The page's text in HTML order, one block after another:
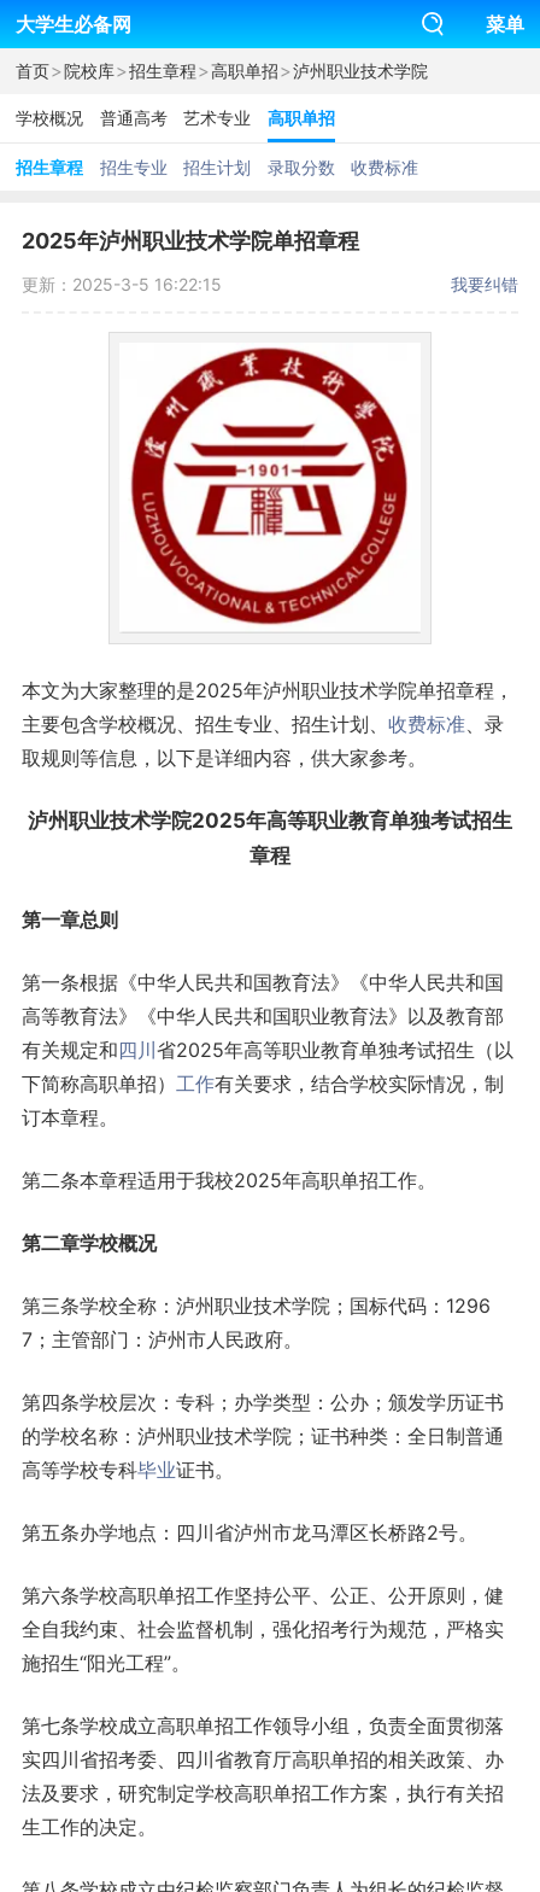
大学生必备网 菜单
首页>院校库>招生章程>高职单招>泸州职业技术学院
学校概况 普通高考 艺术专业 高职单招
招生章程 招生专业 招生计划 录取分数 收费标准
2025年泸州职业技术学院单招章程
更新：2025-3-5 16:22:15 我要纠错
本文为大家整理的是2025年泸州职业技术学院单招章程，
主要包含学校概况、招生专业、招生计划、 收费标准、录
取规则等信息，以下是详细内容，供大家参考。
泸州职业技术学院2025年高等职业教育单独考试招生
章程
第一章总则
第一条根据《中华人民共和国教育法》《中华人民共和国
高等教育法》《中华人民共和国职业教育法》以及教育部
有关规定和四川 省2025年高等职业教育单独考试招生（以
下简称高职单招） 工作有关要求，结合学校实际情况，制
订本章程。
第二条本章程适用于我校2025年高职单招工作。
第二章学校概况
第三条学校全称：泸州职业技术学院；国标代码：1296
7；主管部门：泸州市人民政府。
第四条学校层次：专科；办学类型：公办；颁发学历证书
的学校名称：泸州职业技术学院；证书种类：全日制普通
高等学校专科毕业证书。
第五条办学地点：四川省泸州市龙马潭区长桥路2号。
第六条学校高职单招工作坚持公平、公正、公开原则，健
全自我约束、社会监督机制，强化招考行为规范，严格实
施招生“阳光工程”。
第七条学校成立高职单招工作领导小组，负责全面贯彻落
实四川省招考委、四川省教育厅高职单招的相关政策、办
法及要求，研究制定学校高职单招工作方案，执行有关招
生工作的决定。